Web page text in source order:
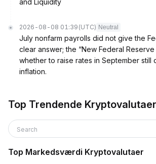
and Liquidity
2026-08-08 01:39 (UTC) Neutral
July nonfarm payrolls did not give the
clear answer; the “New Federal
whether to raise rates in September still
inflation.
Top Trendende Kryptovalutaer
Search
Top Markedsværdi Kryptovalutaer